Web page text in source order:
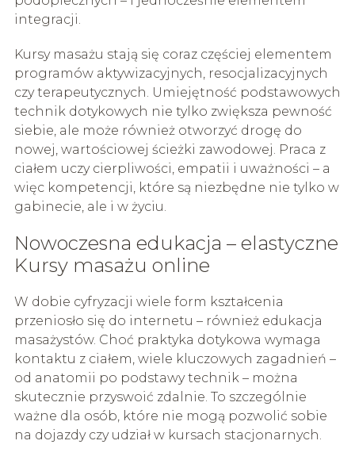
integracji.
Kursy masażu stają się coraz częściej elementem
programów aktywizacyjnych, resocjalizacyjnych
czy terapeutycznych. Umiejętność podstawowych
technik dotykowych nie tylko zwiększa pewność
siebie, ale może również otworzyć drogę do
nowej, wartościowej ścieżki zawodowej. Praca z
ciałem uczy cierpliwości, empatii i uważności – a
więc kompetencji, które są niezbędne nie tylko w
gabinecie, ale i w życiu.
Nowoczesna edukacja – elastyczne
Kursy masażu online
W dobie cyfryzacji wiele form kształcenia
przeniosło się do internetu – również edukacja
masażystów. Choć praktyka dotykowa wymaga
kontaktu z ciałem, wiele kluczowych zagadnień –
od anatomii po podstawy technik – można
skutecznie przyswoić zdalnie. To szczególnie
ważne dla osób, które nie mogą pozwolić sobie
na dojazdy czy udział w kursach stacjonarnych.